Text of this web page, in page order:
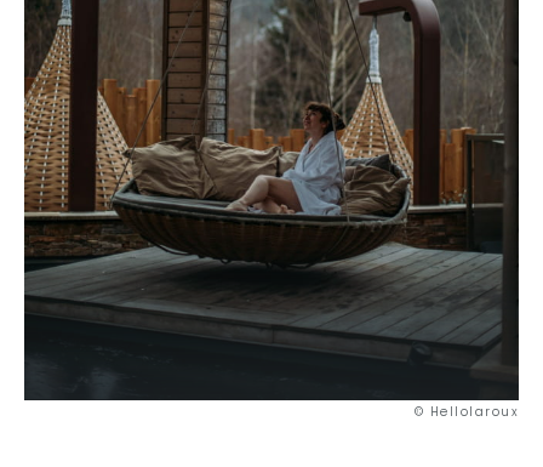
© Hellolaroux